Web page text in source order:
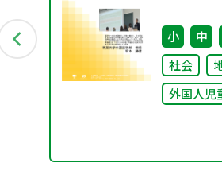
校内での
しい日本
小 中
社会
外国人児